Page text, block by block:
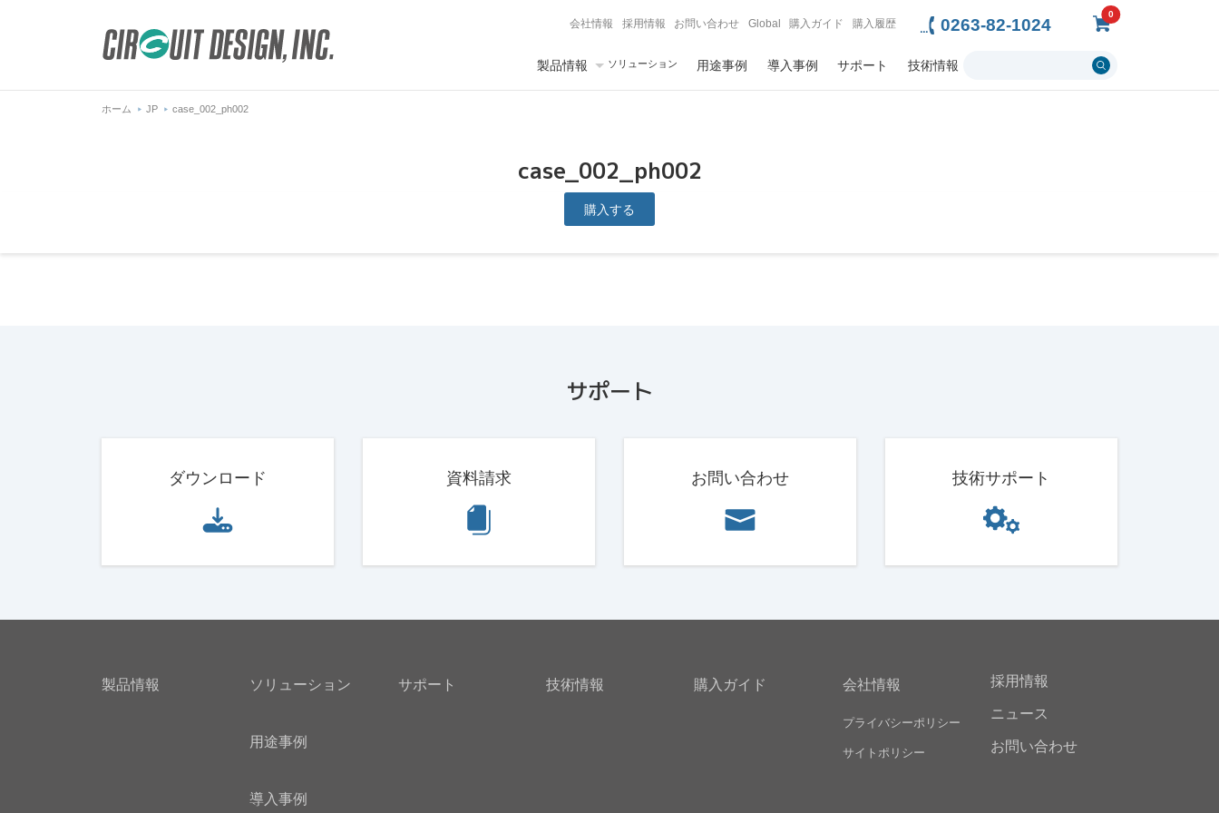
0
会社情報 採用情報 お問い合わせ Global 購入ガイド 購入履歴 0263-82-1024
製品情報 ソリューション 用途事例 導入事例 サポート 技術情報
ホーム JP case_002_ph002
case_002_ph002
購入する
サポート
ダウンロード 資料請求 お問い合わせ 技術サポート
製品情報 ソリューション
用途事例
導入事例
サポート 技術情報 購入ガイド 会社情報
プライバシーポリシー
サイトポリシー
採用情報
ニュース
お問い合わせ